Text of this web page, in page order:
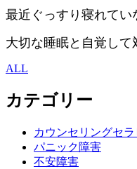
最近ぐっすり寝れてい
大切な睡眠と自覚して
ALL
カテゴリー
カウンセリングセラ
パニック障害
不安障害